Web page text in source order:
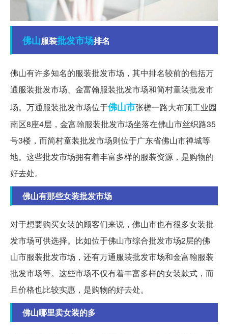
佛山服装批发市场排名
佛山有许多知名的服装批发市场，其中排名较前的包括万
通服装批发市场、金富翰服装批发市场和简村童装批发市
场。万通服装批发市场位于佛山市张槎一路大布顶工业园
南区8座4层，金富翰服装批发市场坐落在佛山市丝织路35
号3楼，而简村童装批发市场则位于广东省佛山市禅城等
地。这些批发市场拥有着丰富多样的服装资源，是购物的
好去处。
佛山有那些女装批发市场
对于想要购买女装的顾客们来说，佛山市也有很多女装批
发市场可供选择。比如位于佛山市综合批发市场2层的佛
山市服装批发市场，还有万通服装批发市场和金富翰服装
批发市场等。这些市场不仅有着丰富多样的女装款式，而
且价格也比较实惠，是购物的好去处。
佛山哪里卖女装的多